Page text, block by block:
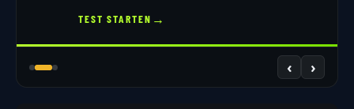
TEST STARTEN →
‹ ›